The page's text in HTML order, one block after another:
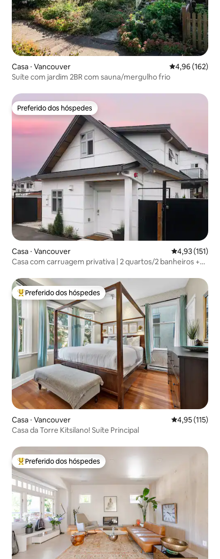
Casa ⋅ Vancouver 4,96 de uma
4,96 (162)
Suíte com jardim 2BR com sauna/mergulho frio
Preferido dos hóspedes
Preferido dos hóspedes
Casa ⋅ Vancouver 4,93 de uma
4,93 (151)
Casa com carruagem privativa | 2 quartos/2 banheiros +
Entre os melhores preferidos dos hóspedes
Preferido dos hóspedes
Casa ⋅ Vancouver 4,95 de uma
4,95 (115)
Casa da Torre Kitsilano! Suíte Principal
Entre os melhores preferidos dos hóspedes
Preferido dos hóspedes